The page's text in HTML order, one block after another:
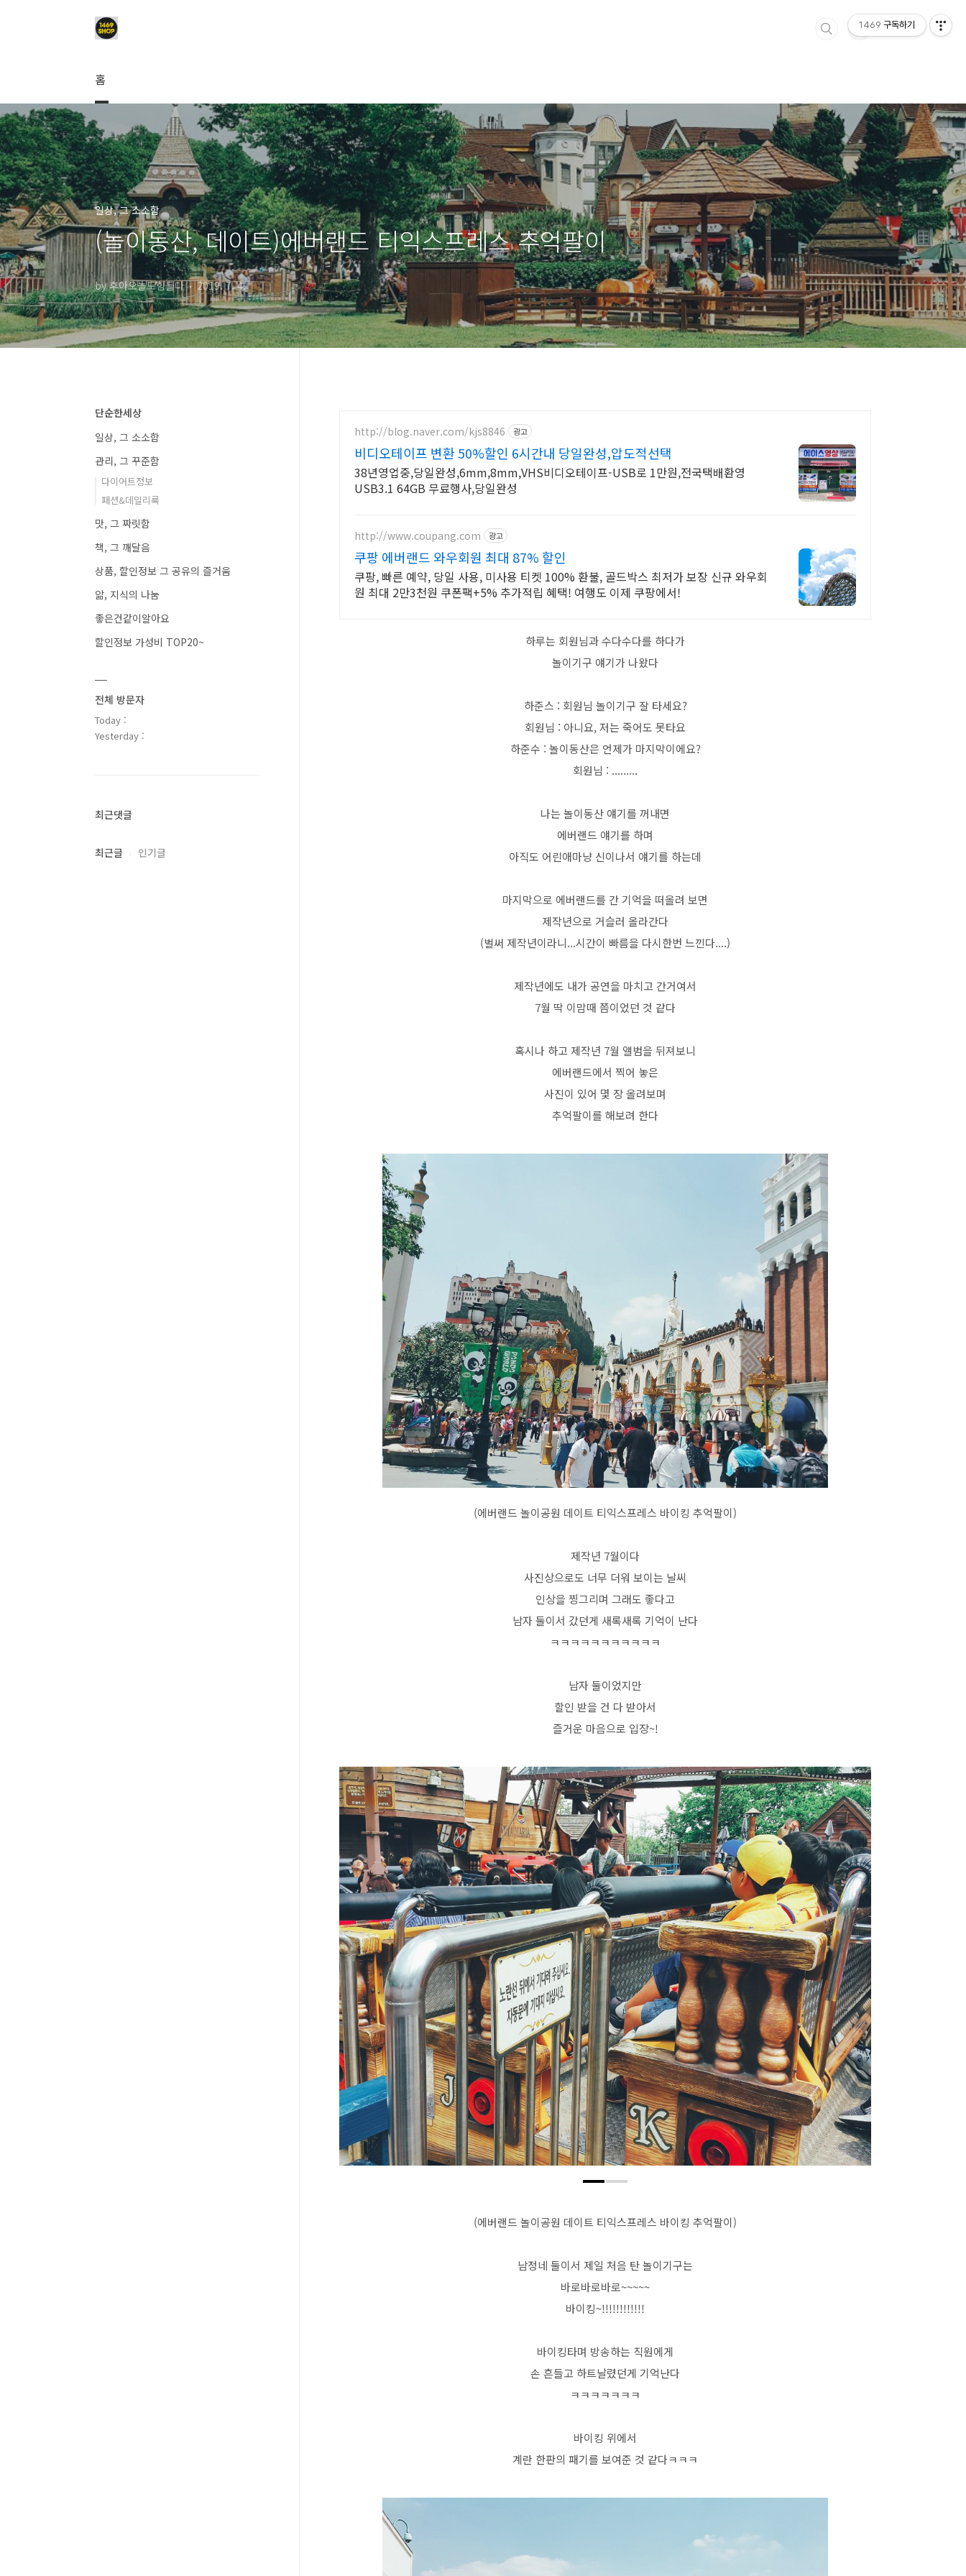
홈
일상, 그 소소함
(놀이동산, 데이트)에버랜드 티익스프레스 추억팔이
by 후아오늘도힘들다 2019. 7. 4.
http://blog.naver.com/kjs8846 광고
비디오테이프 변환 50%할인 6시간내 당일완성,압도적선택
38년영업중,당일완성,6mm,8mm,VHS비디오테이프-USB로 1만원,전국택배환영
USB3.1 64GB 무료행사,당일완성
http://www.coupang.com 광고
쿠팡 에버랜드 와우회원 최대 87% 할인
쿠팡, 빠른 예약, 당일 사용, 미사용 티켓 100% 환불, 골드박스 최저가 보장 신규 와우회
원 최대 2만3천원 쿠폰팩+5% 추가적립 혜택! 여행도 이제 쿠팡에서!
하루는 회원님과 수다수다를 하다가
놀이기구 얘기가 나왔다
하준스 : 회원님 놀이기구 잘 타세요?
회원님 : 아니요, 저는 죽어도 못타요
하준수 : 놀이동산은 언제가 마지막이에요?
회원님 : .........
나는 놀이동산 얘기를 꺼내면
에버랜드 얘기를 하며
아직도 어린애마냥 신이나서 얘기를 하는데
마지막으로 에버랜드를 간 기억을 떠올려 보면
제작년으로 거슬러 올라간다
(벌써 제작년이라니...시간이 빠름을 다시한번 느낀다....)
제작년에도 내가 공연을 마치고 간거여서
7월 딱 이맘때 쯤이었던 것 같다
혹시나 하고 제작년 7월 앨범을 뒤져보니
에버랜드에서 찍어 놓은
사진이 있어 몇 장 올려보며
추억팔이를 해보려 한다
(에버랜드 놀이공원 데이트 티익스프레스 바이킹 추억팔이)
제작년 7월이다
사진상으로도 너무 더워 보이는 날씨
인상을 찡그리며 그래도 좋다고
남자 둘이서 갔던게 새록새록 기억이 난다
ㅋㅋㅋㅋㅋㅋㅋㅋㅋㅋㅋ
남자 둘이었지만
할인 받을 건 다 받아서
즐거운 마음으로 입장~!
(에버랜드 놀이공원 데이트 티익스프레스 바이킹 추억팔이)
남정네 둘이서 제일 처음 탄 놀이기구는
바로바로바로~~~~~
바이킹~!!!!!!!!!!!!
바이킹타며 방송하는 직원에게
손 흔들고 하트날렸던게 기억난다
ㅋㅋㅋㅋㅋㅋㅋ
바이킹 위에서
계란 한판의 패기를 보여준 것 같다ㅋㅋㅋ
단순한세상
일상, 그 소소함
관리, 그 꾸준함
다이어트정보
패션&데일리룩
맛, 그 짜릿함
책, 그 깨달음
상품, 할인정보 그 공유의 즐거움
앎, 지식의 나눔
좋은건같이알아요
할인정보 가성비 TOP20~
전체 방문자
Today :
Yesterday :
최근댓글
최근글 인기글
1469 구독하기